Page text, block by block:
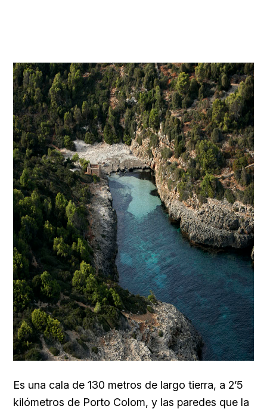
Es una cala de 130 metros de largo tierra, a 2’5
kilómetros de Porto Colom, y las paredes que la